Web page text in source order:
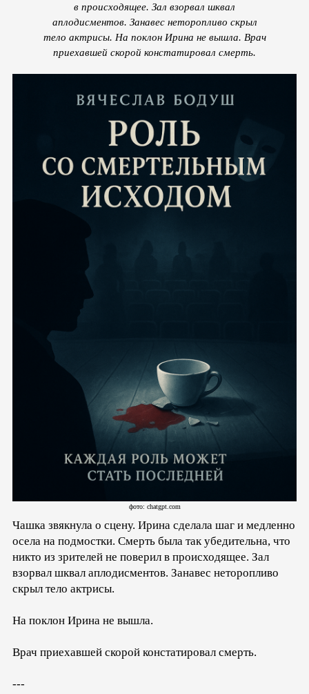
в происходящее. Зал взорвал шквал
аплодисментов. Занавес неторопливо скрыл
тело актрисы. На поклон Ирина не вышла. Врач
приехавшей скорой констатировал смерть.
фото: chatgpt.com
Чашка звякнула о сцену. Ирина сделала шаг и медленно
осела на подмостки. Смерть была так убедительна, что
никто из зрителей не поверил в происходящее. Зал
взорвал шквал аплодисментов. Занавес неторопливо
скрыл тело актрисы.
На поклон Ирина не вышла.
Врач приехавшей скорой констатировал смерть.
---